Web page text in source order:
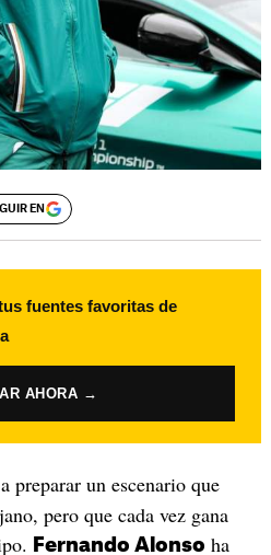
EN
fuentes favoritas de
AHORA →
preparar un escenario que
pero que cada vez gana
Fernando Alonso ha